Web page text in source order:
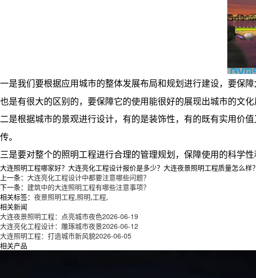
一是我们要根据应用城市的整体发展布局和规划进行建设，要保障
也是有很大的区别的，要保障它的使用能很好的展现出城市的文化
二是根据城市的景观进行设计，有的是装饰性，有的既有实用价
传。
三是要对整个的照明工程进行合理的管理规划，保障使用的科学
大连照明工程哪家好？大连亮化工程设计报价是多少？大连夜景照明工程质量怎么
上一条： 大连亮化工程设计中都要注意哪些问题？
下一条： 建筑中的大连照明工程有哪些注意事项？
相关标签： 夜景照明工程,照明,工程,
相关新闻
大连夜景照明工程：点亮城市夜色2026-06-19
大连亮化工程设计：雕琢城市夜景2026-06-12
大连照明工程：打造城市新风貌2026-06-05
相关产品